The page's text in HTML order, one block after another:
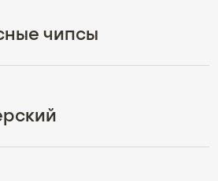
чипсы